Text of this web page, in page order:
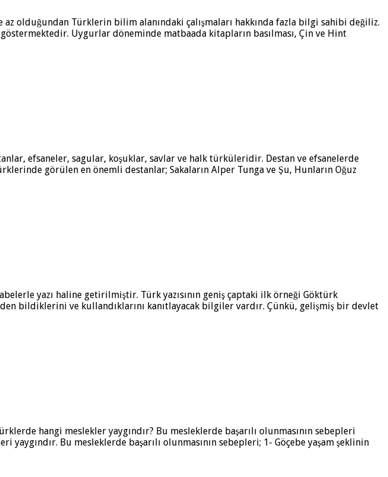
olduğundan Türklerin bilim alanındaki çalışmaları hakkında fazla bilgi sahibi değiliz.
Uygurlar döneminde matbaada kitapların basılması, Çin ve Hint
efsaneler, sagular, koşuklar, savlar ve halk türküleridir. Destan ve efsanelerde
görülen en önemli destanlar; Sakaların Alper Tunga ve Şu, Hunların Oğuz
yazı haline getirilmiştir. Türk yazısının geniş çaptaki ilk örneği Göktürk
bildiklerini ve kullandıklarını kanıtlayacak bilgiler vardır. Çünkü, gelişmiş bir devlet
hangi meslekler yaygındır? Bu mesleklerde başarılı olunmasının sebepleri
Bu mesleklerde başarılı olunmasının sebepleri; 1- Göçebe yaşam şeklinin